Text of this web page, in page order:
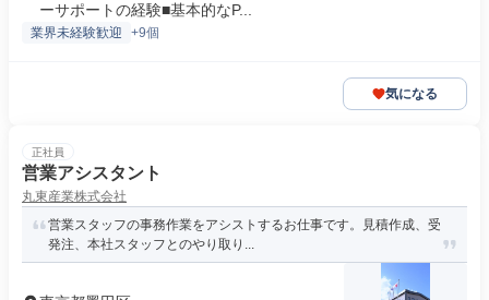
ーサポートの経験■基本的なP...
業界未経験歓迎 +9個
気になる
正社員
営業アシスタント
丸東産業株式会社
営業スタッフの事務作業をアシストするお仕事です。見積作成、受
発注、本社スタッフとのやり取り...